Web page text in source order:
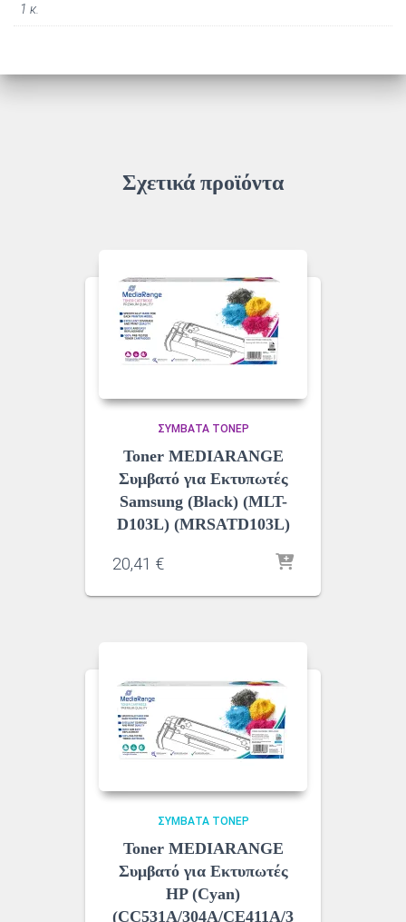
1 κ.
Σχετικά προϊόντα
ΣΥΜΒΑΤΆ ΤΌΝΕΡ
Toner MEDIARANGE
Συμβατό για Εκτυπωτές
Samsung (Black) (MLT-
D103L) (MRSATD103L)
20,41 €
ΣΥΜΒΑΤΆ ΤΌΝΕΡ
Toner MEDIARANGE
Συμβατό για Εκτυπωτές
HP (Cyan)
(CC531A/304A/CE411A/3